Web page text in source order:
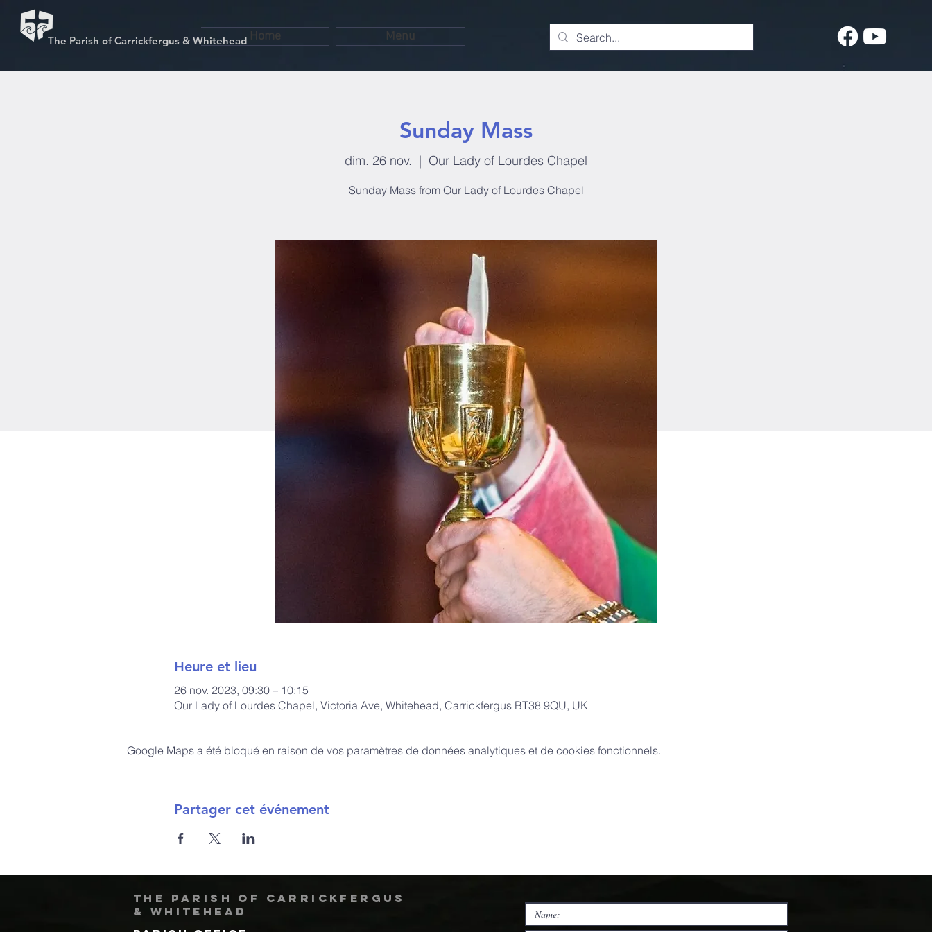
The Parish of Carrickfergus & Whitehead Home Menu
Sunday Mass
dim. 26 nov.
  |
Our Lady of Lourdes Chapel
Sunday Mass from Our Lady of Lourdes Chapel
Heure et lieu
26 nov. 2023, 09:30 – 10:15
Our Lady of Lourdes Chapel, Victoria Ave, Whitehead, Carrickfergus BT38 9QU, UK
Google Maps a été bloqué en raison de vos paramètres de données analytiques et de cookies fonctionnels.
Partager cet événement
The Parish of Carrickfergus
& Whitehead